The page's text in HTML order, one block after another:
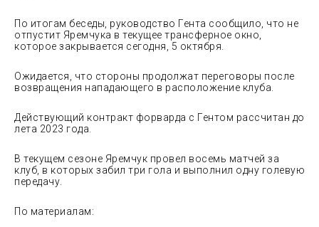
По итогам беседы, руководство Гента сообщило, что не
отпустит Яремчука в текущее трансферное окно,
которое закрывается сегодня, 5 октября.
Ожидается, что стороны продолжат переговоры после
возвращения нападающего в расположение клуба.
Действующий контракт форварда с Гентом рассчитан до
лета 2023 года.
В текущем сезоне Яремчук провел восемь матчей за
клуб, в которых забил три гола и выполнил одну голевую
передачу.
По материалам: